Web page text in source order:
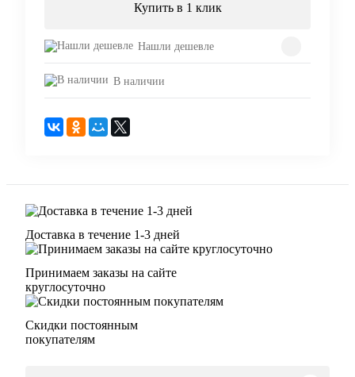
Купить в 1 клик
Нашли дешевле
В наличии
Доставка в течение 1-3 дней
Принимаем заказы на сайте
круглосуточно
Скидки постоянным
покупателям